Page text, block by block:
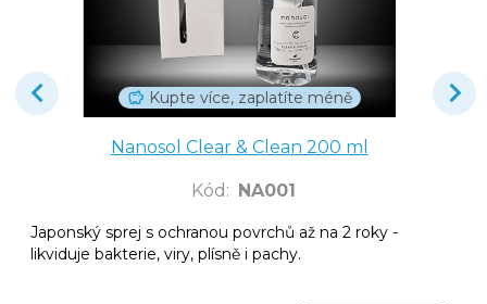
Kupte více, zaplatíte méně
Nanosol Clear & Clean 200 ml
Kód : NA001
Japonský sprej s ochranou povrchů až na 2 roky -
likviduje bakterie, viry, plísně i pachy.